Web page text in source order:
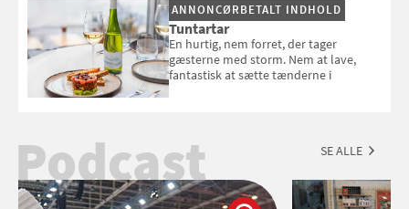
ANNONCØRBETALT INDHOLD
Tuntartar
En hurtig, nem forret, der tager
gæsterne med storm. Nem at lave,
fantastisk at sætte tænderne i
Podcast SE ALLE